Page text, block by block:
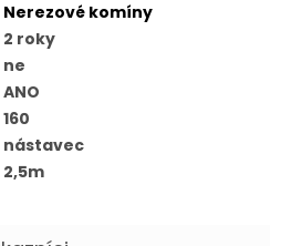
Nerezové komíny
2 roky
ne
ANO
160
nástavec
2,5m